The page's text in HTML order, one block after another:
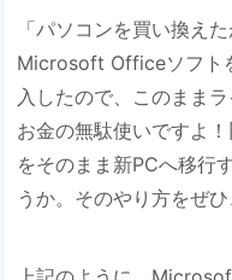
「パソコンを買い換え
Microsoft Officeソフト
入したので、このまま
お金の無駄使いですよ
をそのまま新PCへ移行
うか。そのやり方をぜ